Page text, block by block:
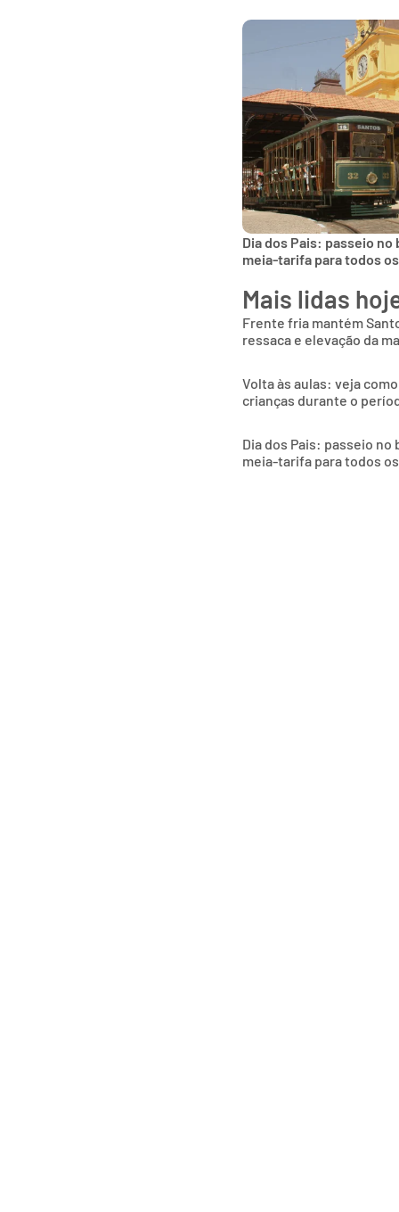
Dia dos Pais: passeio
meia-tarifa para todos
Mais lidas
Frente fria mantém
ressaca e elevação da
Volta às aulas: veja
crianças durante o
Dia dos Pais: passeio
meia-tarifa para todos